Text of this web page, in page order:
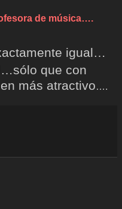
de música….
igual…
que con
más atractivo….